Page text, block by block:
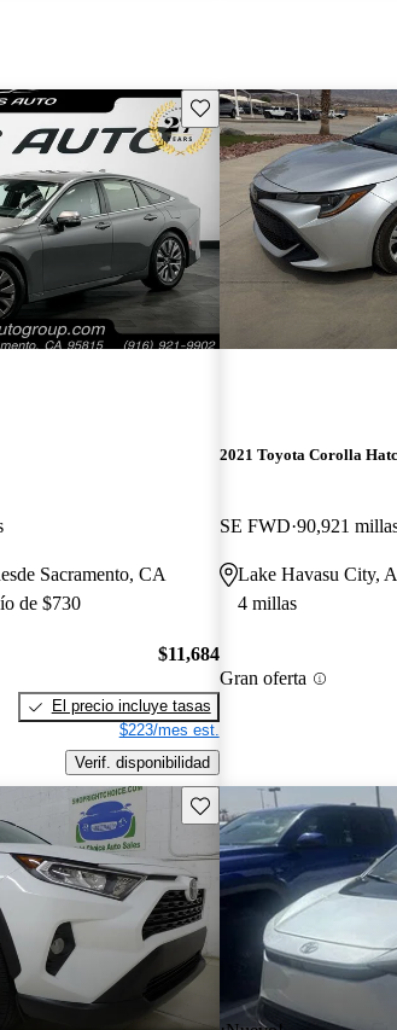
Guarda este Aviso
Sacramento, CA
de $730
$11,684
El precio incluye tasas
$223/mes est.
Verif. disponibilidad
2021 Toyota Corolla
SE FWD 90,921
Lake Havasu City,
4 millas
Gran oferta
Guarda este Aviso